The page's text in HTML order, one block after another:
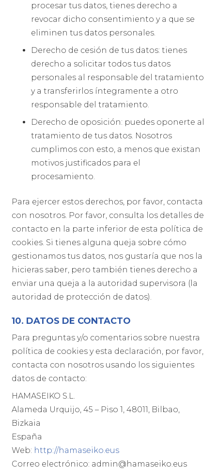
procesar tus datos, tienes derecho a
revocar dicho consentimiento y a que se
eliminen tus datos personales.
Derecho de cesión de tus datos: tienes
derecho a solicitar todos tus datos
personales al responsable del tratamiento
y a transferirlos íntegramente a otro
responsable del tratamiento.
Derecho de oposición: puedes oponerte al
tratamiento de tus datos. Nosotros
cumplimos con esto, a menos que existan
motivos justificados para el
procesamiento.
Para ejercer estos derechos, por favor, contacta
con nosotros. Por favor, consulta los detalles de
contacto en la parte inferior de esta política de
cookies. Si tienes alguna queja sobre cómo
gestionamos tus datos, nos gustaría que nos la
hicieras saber, pero también tienes derecho a
enviar una queja a la autoridad supervisora (la
autoridad de protección de datos).
10. DATOS DE CONTACTO
Para preguntas y/o comentarios sobre nuestra
política de cookies y esta declaración, por favor,
contacta con nosotros usando los siguientes
datos de contacto:
HAMASEIKO S.L.
Alameda Urquijo, 45 – Piso 1, 48011, Bilbao,
Bizkaia
España
Web: http://hamaseiko.eus
Correo electrónico: admin@hamaseiko.eus